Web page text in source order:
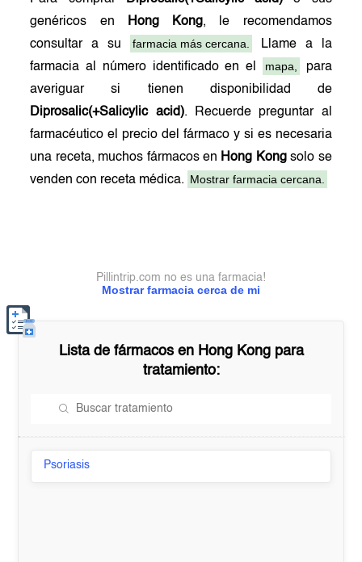
genéricos en
Hong Kong, le recomendamos
consultar a su
farmacia más cercana.
Llame a la
farmacia al número identificado en el
mapa,
para
averiguar si tienen disponibilidad de
Diprosalic(+Salicylic acid). Recuerde preguntar al
farmacéutico el precio del fármaco y si es necesaria
una receta, muchos fármacos en Hong Kongsolo se
venden con receta médica. Mostrar farmacia cercana.
Mostrar farmacia cerca de mi
Pillintrip.com no es una farmacia!
Lista de fármacos en Hong Kongpara
tratamiento:
Psoriasis